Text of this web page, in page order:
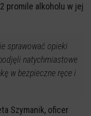
promile alkoholu w jej
sprawować opieki
natychmiastowe
w bezpieczne ręce i
Szymanik, oficer